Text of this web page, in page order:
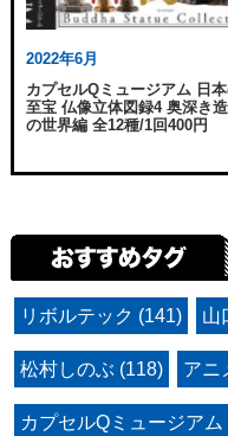
2022年6月
カプセルQミュージアム 日
至宝 仏像立体図録4 奥深き
の世界編 全12種/1回400円
リボルテック (141) 山
松村しのぶ (118) アニ
カプセルQミュージアム